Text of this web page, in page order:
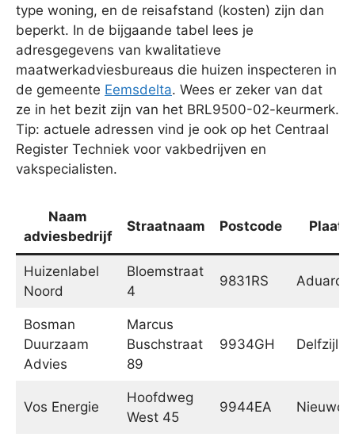
type woning, en de reisafstand (kosten) zijn dan
beperkt. In de bijgaande tabel lees je
adresgegevens van kwalitatieve
maatwerkadviesbureaus die huizen inspecteren in
de gemeente Eemsdelta. Wees er zeker van dat
ze in het bezit zijn van het BRL9500-02-keurmerk.
Tip: actuele adressen vind je ook op het Centraal
Register Techniek voor vakbedrijven en
vakspecialisten.
Naam
adviesbedrijf
Straatnaam Postcode Plaats
Huizenlabel
Noord
Bloemstraat
4
9831RS Aduard
Bosman
Duurzaam
Advies
Marcus
Buschstraat
89
9934GH Delfzijl
Vos Energie
Hoofdweg
West 45
9944EA